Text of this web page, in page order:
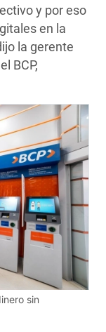
y por eso
en la
la gerente
BCP,